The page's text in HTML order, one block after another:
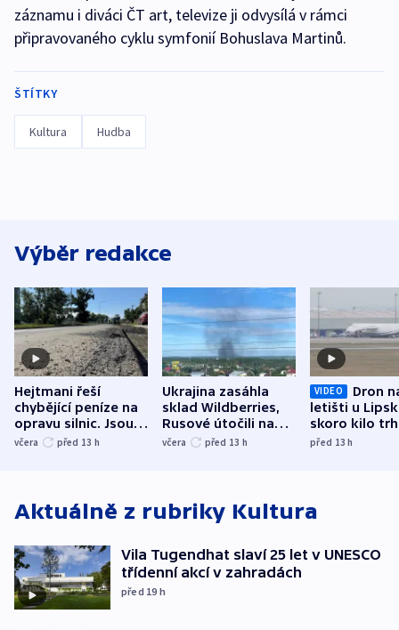
záznamu i diváci ČT art, televize ji odvysílá v rámci
připravovaného cyklu symfonií Bohuslava Martinů.
ŠTÍTKY
Kultura Hudba
Výběr redakce
Hejtmani řeší
chybějící peníze na
opravu silnic. Jsou
nenárokové, namítá
včera před 13 h
Ukrajina zasáhla
sklad Wildberries,
Rusové útočili na
trh, hasiče či
včera před 13 h
VIDEO
Dron
letišti u
skoro kilo
indicie
před 13h
Aktuálně z rubriky Kultura
Vila Tugendhat slaví 25 let v UNESCO
třídenní akcí v zahradách
před 19 h